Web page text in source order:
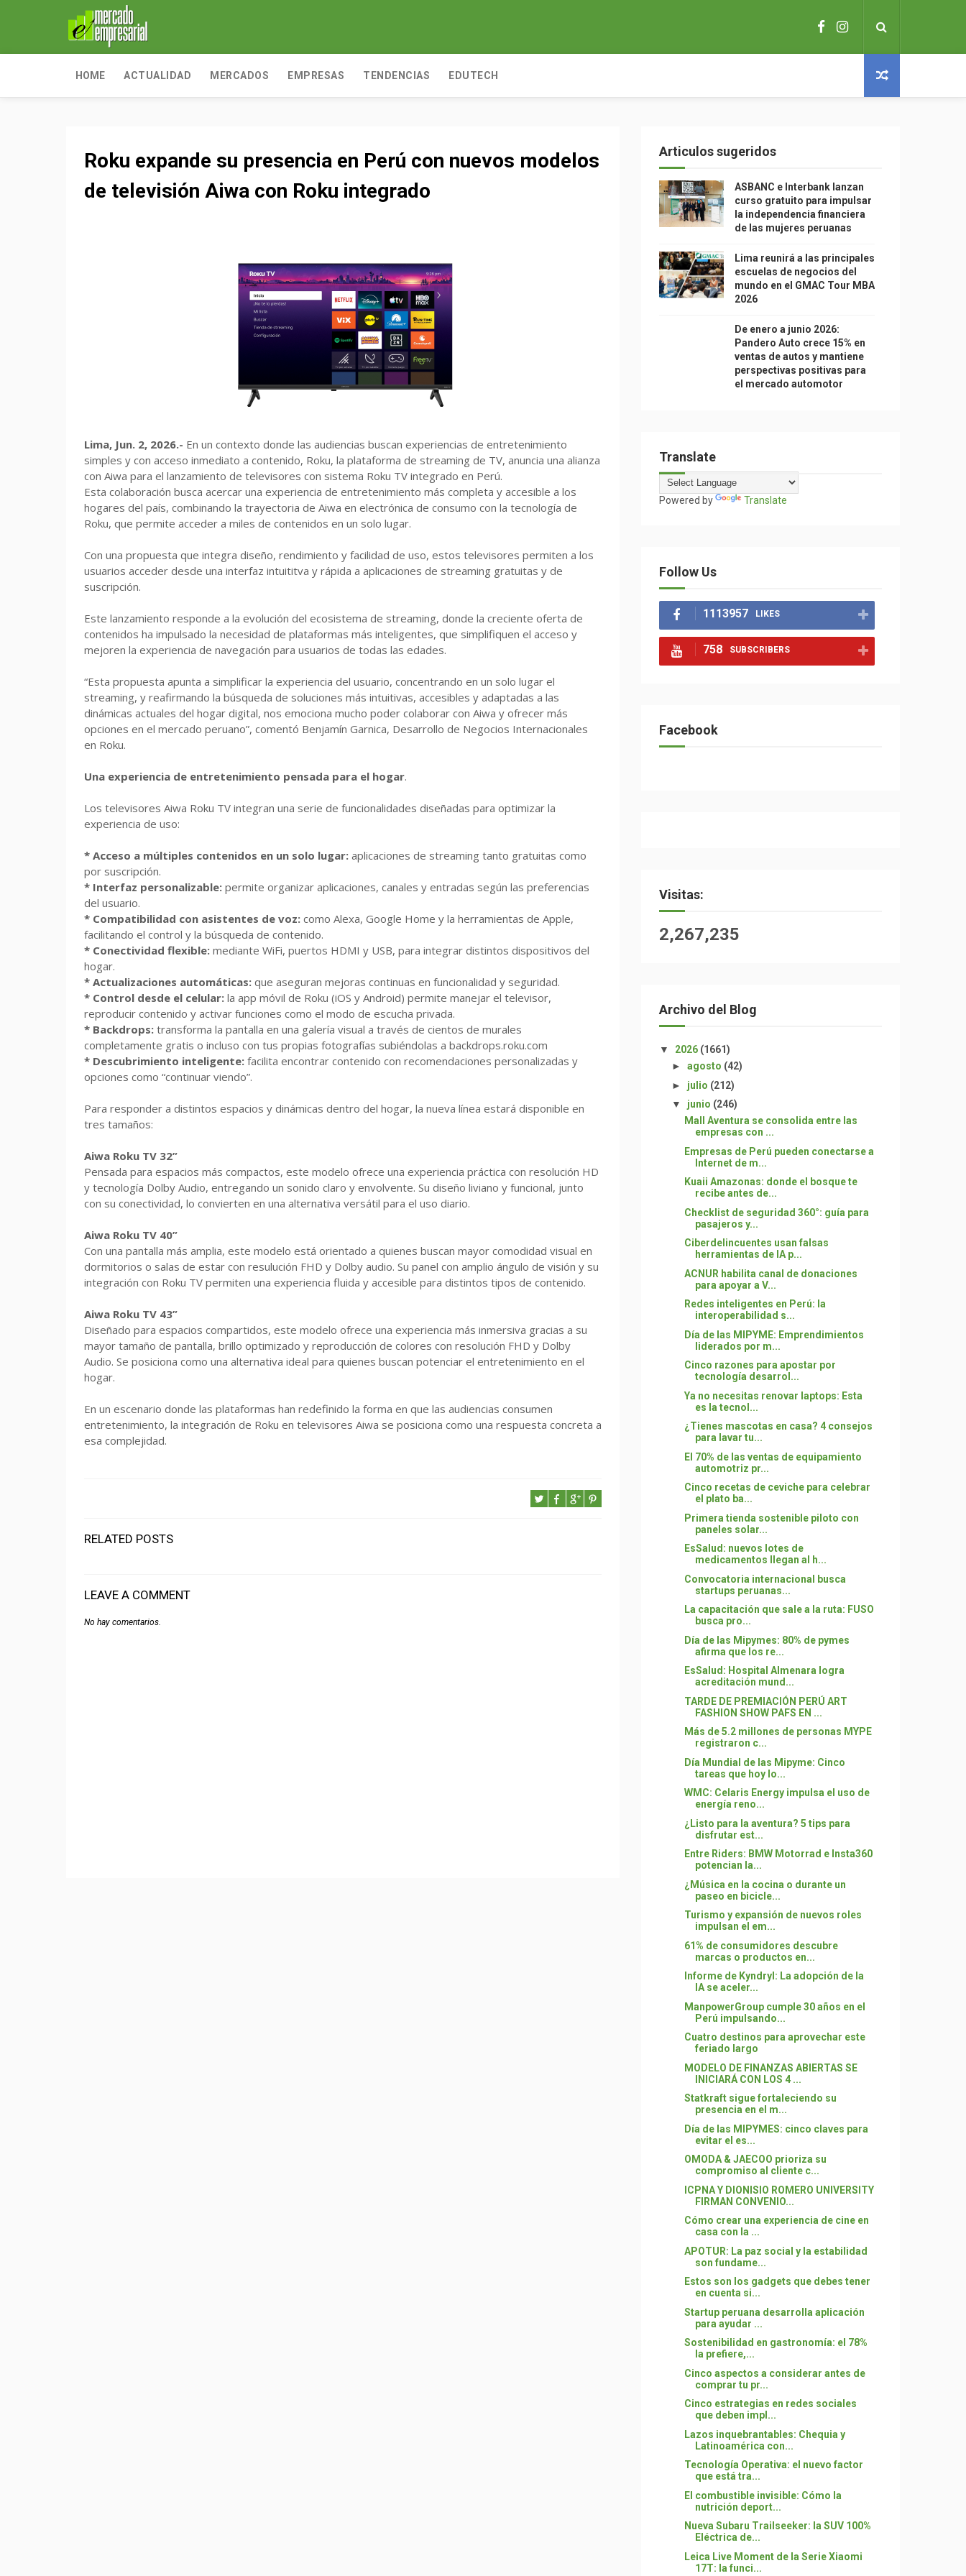
HOME ACTUALIDAD MERCADOS EMPRESAS TENDENCIAS EDUTECH
Roku expande su presencia en Perú con nuevos modelos
de televisión Aiwa con Roku integrado
Lima, Jun. 2, 2026.- En un contexto donde las audiencias buscan experiencias de entretenimiento
simples y con acceso inmediato a contenido, Roku, la plataforma de streaming de TV, anuncia una alianza
con Aiwa para el lanzamiento de televisores con sistema Roku TV integrado en Perú.
Esta colaboración busca acercar una experiencia de entretenimiento más completa y accesible a los
hogares del país, combinando la trayectoria de Aiwa en electrónica de consumo con la tecnología de
Roku, que permite acceder a miles de contenidos en un solo lugar.
Con una propuesta que integra diseño, rendimiento y facilidad de uso, estos televisores permiten a los
usuarios acceder desde una interfaz intuititva y rápida a aplicaciones de streaming gratuitas y de
suscripción.
Este lanzamiento responde a la evolución del ecosistema de streaming, donde la creciente oferta de
contenidos ha impulsado la necesidad de plataformas más inteligentes, que simplifiquen el acceso y
mejoren la experiencia de navegación para usuarios de todas las edades.
“Esta propuesta apunta a simplificar la experiencia del usuario, concentrando en un solo lugar el
streaming, y reafirmando la búsqueda de soluciones más intuitivas, accesibles y adaptadas a las
dinámicas actuales del hogar digital, nos emociona mucho poder colaborar con Aiwa y ofrecer más
opciones en el mercado peruano”, comentó Benjamín Garnica, Desarrollo de Negocios Internacionales
en Roku.
Una experiencia de entretenimiento pensada para el hogar.
Los televisores Aiwa Roku TV integran una serie de funcionalidades diseñadas para optimizar la
experiencia de uso:
* Acceso a múltiples contenidos en un solo lugar: aplicaciones de streaming tanto gratuitas como
por suscripción.
* Interfaz personalizable: permite organizar aplicaciones, canales y entradas según las preferencias
del usuario.
* Compatibilidad con asistentes de voz: como Alexa, Google Home y la herramientas de Apple,
facilitando el control y la búsqueda de contenido.
* Conectividad flexible: mediante WiFi, puertos HDMI y USB, para integrar distintos dispositivos del
hogar.
* Actualizaciones automáticas: que aseguran mejoras continuas en funcionalidad y seguridad.
* Control desde el celular: la app móvil de Roku (iOS y Android) permite manejar el televisor,
reproducir contenido y activar funciones como el modo de escucha privada.
* Backdrops: transforma la pantalla en una galería visual a través de cientos de murales
completamente gratis o incluso con tus propias fotografías subiéndolas a backdrops.roku.com
* Descubrimiento inteligente: facilita encontrar contenido con recomendaciones personalizadas y
opciones como “continuar viendo”.
Para responder a distintos espacios y dinámicas dentro del hogar, la nueva línea estará disponible en
tres tamaños:
Aiwa Roku TV 32”
Pensada para espacios más compactos, este modelo ofrece una experiencia práctica con resolución HD
y tecnología Dolby Audio, entregando un sonido claro y envolvente. Su diseño liviano y funcional, junto
con su conectividad, lo convierten en una alternativa versátil para el uso diario.
Aiwa Roku TV 40”
Con una pantalla más amplia, este modelo está orientado a quienes buscan mayor comodidad visual en
dormitorios o salas de estar con resulución FHD y Dolby audio. Su panel con amplio ángulo de visión y su
integración con Roku TV permiten una experiencia fluida y accesible para distintos tipos de contenido.
Aiwa Roku TV 43”
Diseñado para espacios compartidos, este modelo ofrece una experiencia más inmersiva gracias a su
mayor tamaño de pantalla, brillo optimizado y reproducción de colores con resolución FHD y Dolby
Audio. Se posiciona como una alternativa ideal para quienes buscan potenciar el entretenimiento en el
hogar.
En un escenario donde las plataformas han redefinido la forma en que las audiencias consumen
entretenimiento, la integración de Roku en televisores Aiwa se posiciona como una respuesta concreta a
esa complejidad.
RELATED POSTS
LEAVE A COMMENT
No hay comentarios.
Articulos sugeridos
ASBANC e Interbank lanzan
curso gratuito para impulsar
la independencia financiera
de las mujeres peruanas
Lima reunirá a las principales
escuelas de negocios del
mundo en el GMAC Tour MBA
2026
De enero a junio 2026:
Pandero Auto crece 15% en
ventas de autos y mantiene
perspectivas positivas para
el mercado automotor
Translate
Powered by Translate
Follow Us
1113957 LIKES
758 SUBSCRIBERS
Facebook
Visitas:
2,267,235
Archivo del Blog
▼ 2026 (1661)
► agosto (42)
► julio (212)
▼ junio (246)
Mall Aventura se consolida entre las
empresas con ...
Empresas de Perú pueden conectarse a
Internet de m...
Kuaii Amazonas: donde el bosque te
recibe antes de...
Checklist de seguridad 360°: guía para
pasajeros y...
Ciberdelincuentes usan falsas
herramientas de IA p...
ACNUR habilita canal de donaciones
para apoyar a V...
Redes inteligentes en Perú: la
interoperabilidad s...
Día de las MIPYME: Emprendimientos
liderados por m...
Cinco razones para apostar por
tecnología desarrol...
Ya no necesitas renovar laptops: Esta
es la tecnol...
¿Tienes mascotas en casa? 4 consejos
para lavar tu...
El 70% de las ventas de equipamiento
automotriz pr...
Cinco recetas de ceviche para celebrar
el plato ba...
Primera tienda sostenible piloto con
paneles solar...
EsSalud: nuevos lotes de
medicamentos llegan al h...
Convocatoria internacional busca
startups peruanas...
La capacitación que sale a la ruta: FUSO
busca pro...
Día de las Mipymes: 80% de pymes
afirma que los re...
EsSalud: Hospital Almenara logra
acreditación mund...
TARDE DE PREMIACIÓN PERÚ ART
FASHION SHOW PAFS EN ...
Más de 5.2 millones de personas MYPE
registraron c...
Día Mundial de las Mipyme: Cinco
tareas que hoy lo...
WMC: Celaris Energy impulsa el uso de
energía reno...
¿Listo para la aventura? 5 tips para
disfrutar est...
Entre Riders: BMW Motorrad e Insta360
potencian la...
¿Música en la cocina o durante un
paseo en bicicle...
Turismo y expansión de nuevos roles
impulsan el em...
61% de consumidores descubre
marcas o productos en...
Informe de Kyndryl: La adopción de la
IA se aceler...
ManpowerGroup cumple 30 años en el
Perú impulsando...
Cuatro destinos para aprovechar este
feriado largo
MODELO DE FINANZAS ABIERTAS SE
INICIARÁ CON LOS 4 ...
Statkraft sigue fortaleciendo su
presencia en el m...
Día de las MIPYMES: cinco claves para
evitar el es...
OMODA & JAECOO prioriza su
compromiso al cliente c...
ICPNA Y DIONISIO ROMERO UNIVERSITY
FIRMAN CONVENIO...
Cómo crear una experiencia de cine en
casa con la ...
APOTUR: La paz social y la estabilidad
son fundame...
Estos son los gadgets que debes tener
en cuenta si...
Startup peruana desarrolla aplicación
para ayudar ...
Sostenibilidad en gastronomía: el 78%
la prefiere,...
Cinco aspectos a considerar antes de
comprar tu pr...
Cinco estrategias en redes sociales
que deben impl...
Lazos inquebrantables: Chequia y
Latinoamérica con...
Tecnología Operativa: el nuevo factor
que está tra...
El combustible invisible: Cómo la
nutrición deport...
Nueva Subaru Trailseeker: la SUV 100%
Eléctrica de...
Leica Live Moment de la Serie Xiaomi
17T: la funci...